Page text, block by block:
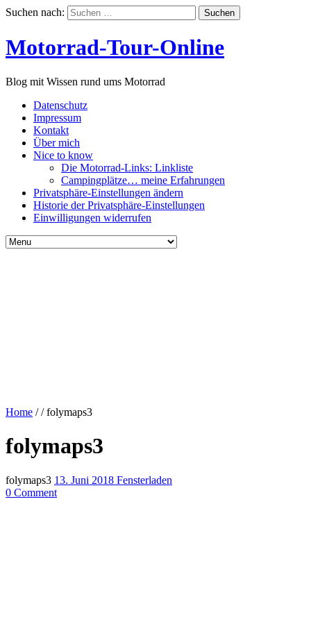
Suchen nach:
Motorrad-Tour-Online
Blog mit Wissen rund ums Motorrad
Datenschutz
Impressum
Kontakt
Über mich
Nice to know
Die Motorrad-Links: Linkliste
Campingplätze… meine Erfahrungen
Privatsphäre-Einstellungen ändern
Historie der Privatsphäre-Einstellungen
Einwilligungen widerrufen
Home //folymaps3
folymaps3
folymaps3 13. Juni 2018 Fensterladen
0 Comment